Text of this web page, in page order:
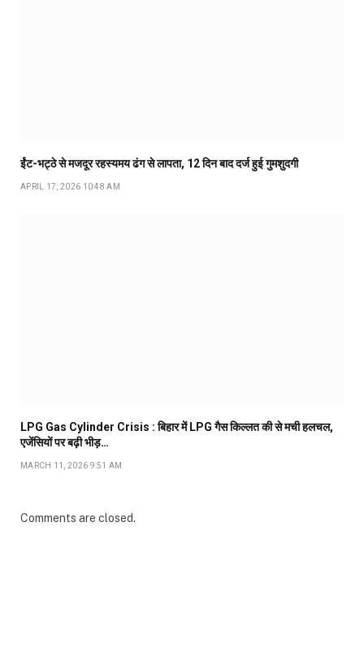
ईंट-भट्ठे से मजदूर रहस्यमय ढंग से लापता, 12 दिन बाद दर्ज हुई गुमशुदगी
APRIL 17, 2026 10:48 AM
LPG Gas Cylinder Crisis : बिहार में LPG गैस किल्लत की से मची हलचल,
एजेंसियों पर बढ़ी भीड़…
MARCH 11, 2026 9:51 AM
Comments are closed.